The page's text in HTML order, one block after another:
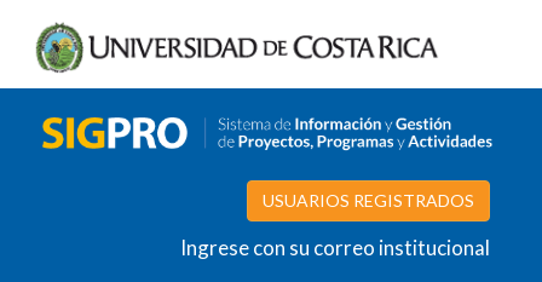
USUARIOS REGISTRADOS
Ingrese con su correo institucional